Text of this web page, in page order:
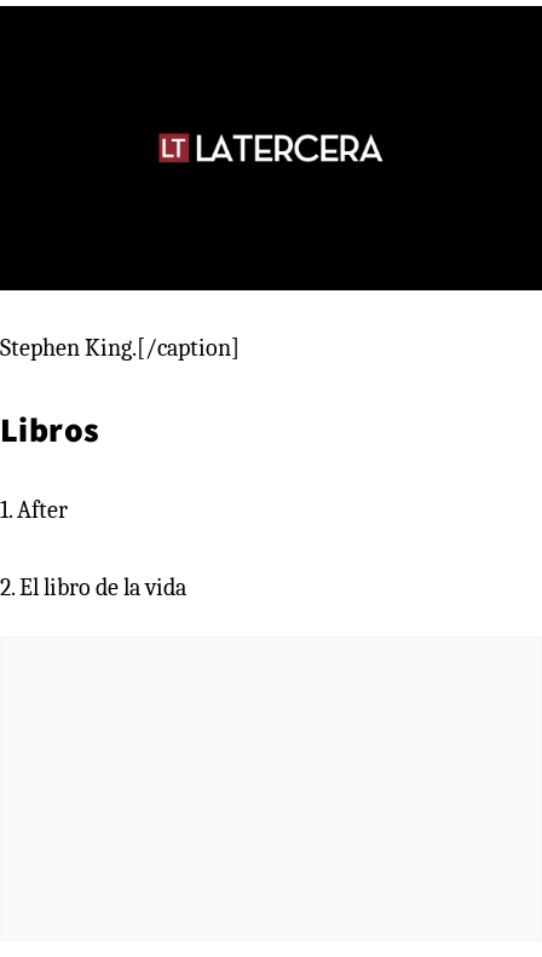
Stephen King.[/caption]
Libros
1. After
2. El libro de la vida